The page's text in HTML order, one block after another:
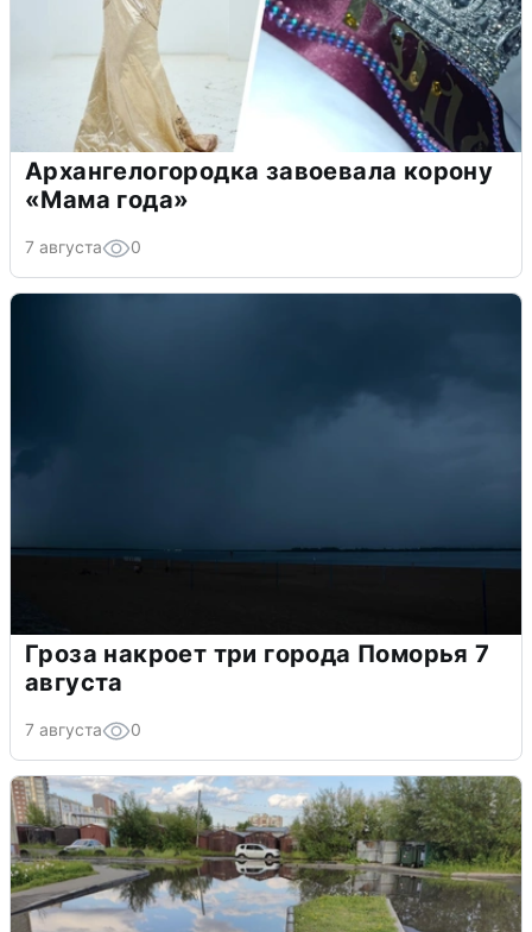
Архангелогородка завоевала корону
«Мама года»
7 августа 0
Гроза накроет три города Поморья 7
августа
7 августа 0